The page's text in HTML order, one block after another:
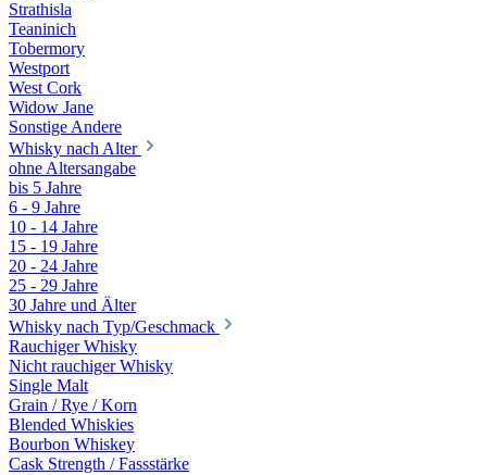
Strathisla
Teaninich
Tobermory
Westport
West Cork
Widow Jane
Sonstige Andere
Whisky nach Alter
ohne Altersangabe
bis 5 Jahre
6 - 9 Jahre
10 - 14 Jahre
15 - 19 Jahre
20 - 24 Jahre
25 - 29 Jahre
30 Jahre und Älter
Whisky nach Typ/Geschmack
Rauchiger Whisky
Nicht rauchiger Whisky
Single Malt
Grain / Rye / Korn
Blended Whiskies
Bourbon Whiskey
Cask Strength / Fassstärke